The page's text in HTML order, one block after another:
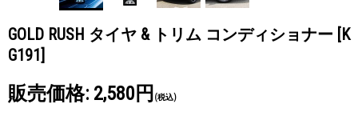
GOLD RUSH タイヤ & トリム コンディショナー [K
G191]
販売価格: 2,580円 (税込)